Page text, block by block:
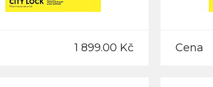
1 899.00 Kč Cena